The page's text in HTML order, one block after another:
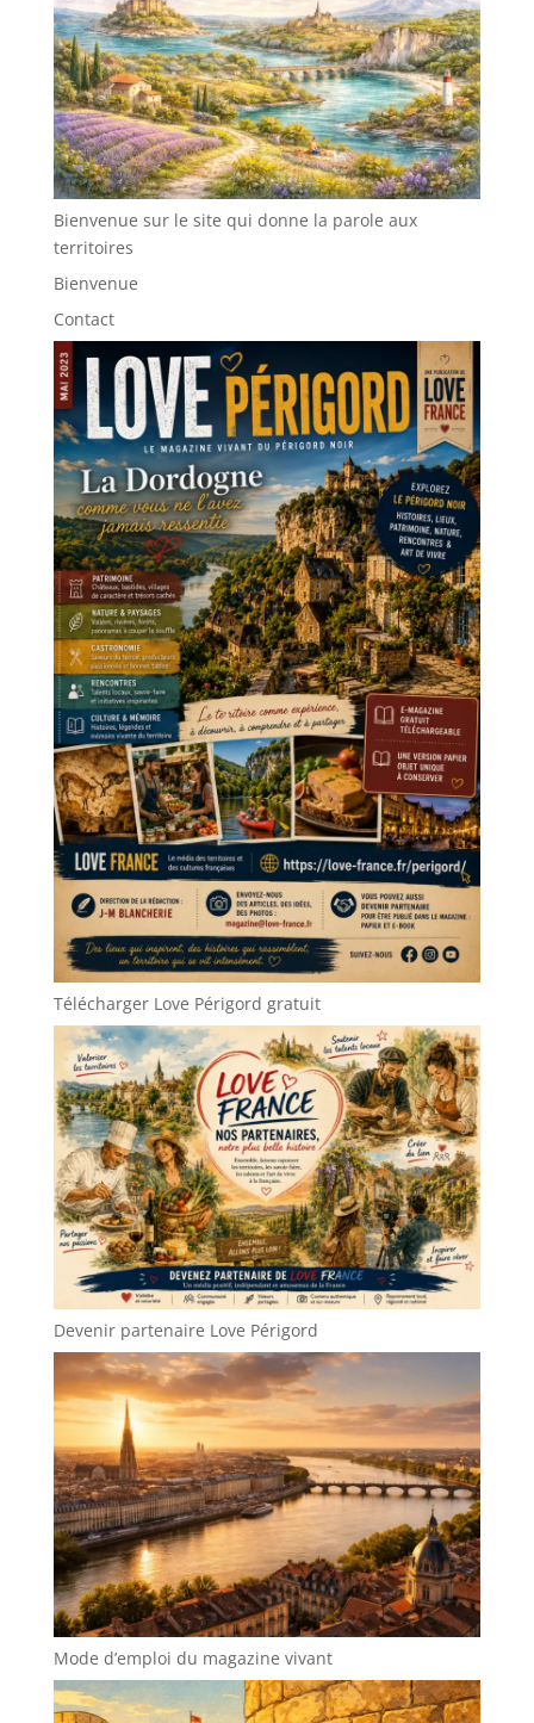
Bienvenue sur le site qui donne la parole aux
territoires
Bienvenue
Contact
Télécharger Love Périgord gratuit
Devenir partenaire Love Périgord
Mode d’emploi du magazine vivant